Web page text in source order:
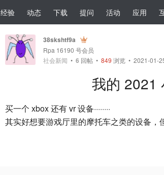
经验 动态 下载 提问 活动 应用
38skshtf9a
Rpa 16190 号会员
社会新闻 • 6 回帖 • 849 浏览 • 2021-01-
我的
买一个 xbox 还有 vr 设备········
其实好想要游戏厅里的摩托车之类的设备，